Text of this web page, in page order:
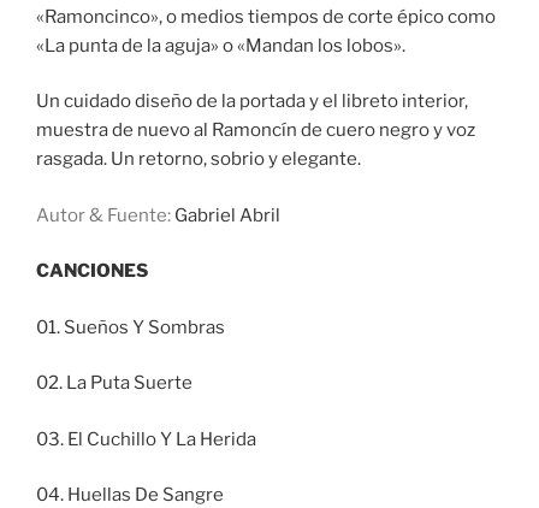
«Ramoncinco», o medios tiempos de corte épico como
«La punta de la aguja» o «Mandan los lobos».
Un cuidado diseño de la portada y el libreto interior,
muestra de nuevo al Ramoncín de cuero negro y voz
rasgada. Un retorno, sobrio y elegante.
Autor & Fuente: Gabriel Abril
CANCIONES
01. Sueños Y Sombras
02. La Puta Suerte
03. El Cuchillo Y La Herida
04. Huellas De Sangre